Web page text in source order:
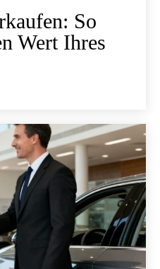
So
Wert Ihres